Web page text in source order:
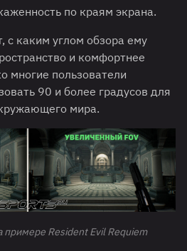
по краям экрана.
каким углом обзора ему
и комфортнее
многие пользователи
90 и более градусов для
мира.
примере Resident Evil Requiem